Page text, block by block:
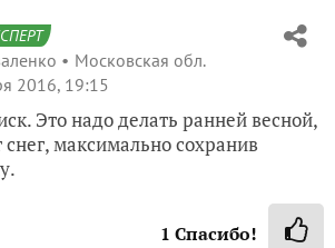
Московская обл.
2016, 19:15
Это надо делать ранней весной,
снег, максимально сохранив
1 Спасибо!